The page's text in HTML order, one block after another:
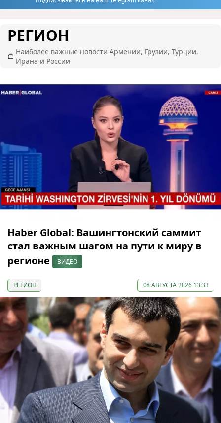
РЕГИОН
Наиболее важные новости Армении, Грузии, Турции,
Ирана и России
Haber Global: Вашингтонский саммит
стал важным шагом на пути к миру в
регионе
ВИДЕО
РЕГИОН 08 АВГУСТА 2026 13:33